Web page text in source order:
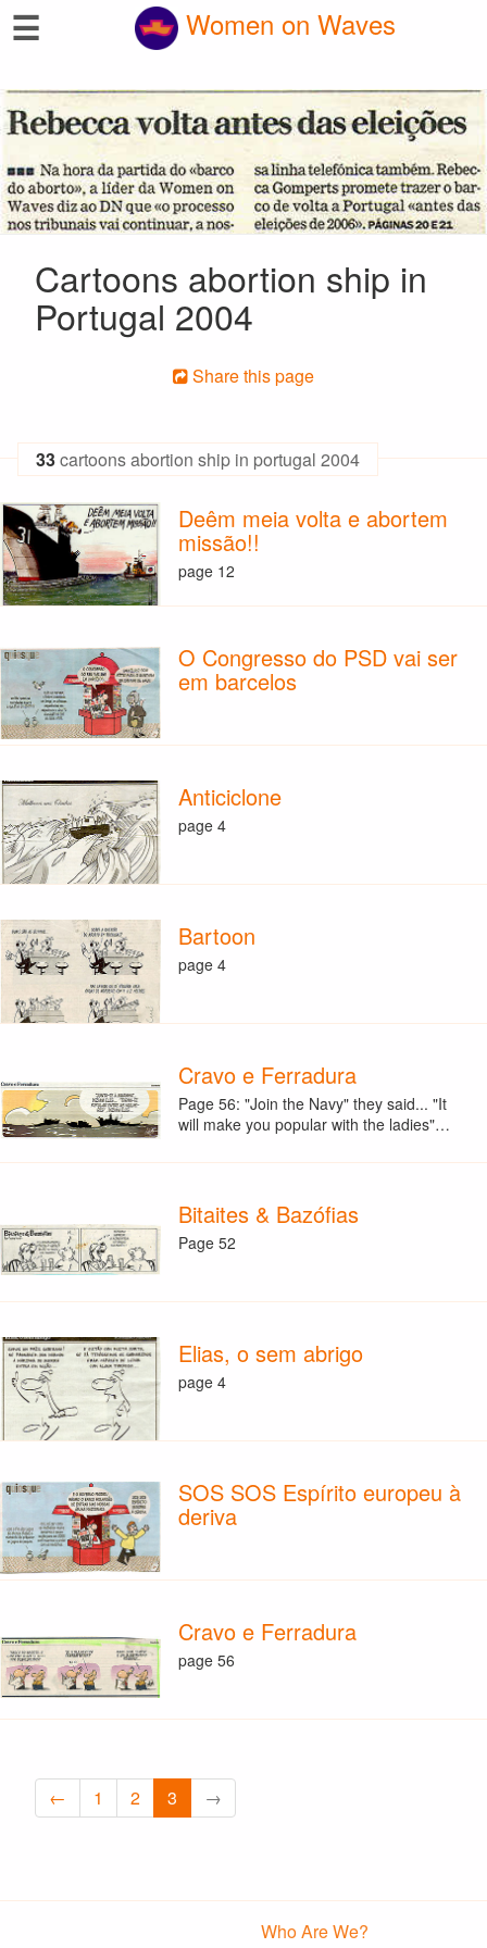
☰ Women on Waves
Cartoons abortion ship in
Portugal 2004
Share this page
33cartoons abortion ship in portugal 2004
Deêm meia volta e abortem
missão!!
page 12
O Congresso do PSD vai ser
em barcelos
Anticiclone
page 4
Bartoon
page 4
Cravo e Ferradura
Page 56: "Join the Navy" they said... "It
will make you popular with the ladies"…
Bitaites & Bazófias
Page 52
Elias, o sem abrigo
page 4
SOS SOS Espírito europeu à
deriva
Cravo e Ferradura
page 56
← 1 2 3 →
Who Are We?